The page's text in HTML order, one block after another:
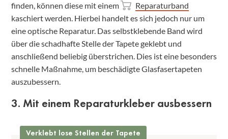
finden, können diese mit einem
Reparaturband
kaschiert werden. Hierbei handelt es sich jedoch nur um
eine optische Reparatur. Das selbstklebende Band wird
über die schadhafte Stelle der Tapete geklebt und
anschließend beliebig überstrichen. Dies ist eine besonders
schnelle Maßnahme, um beschädigte Glasfasertapeten
auszubessern.
3. Mit einem Reparaturkleber ausbessern
Verklebt lose Stellen der Tapete